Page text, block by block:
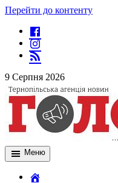
Перейти до контенту
9 Серпня 2026
Меню